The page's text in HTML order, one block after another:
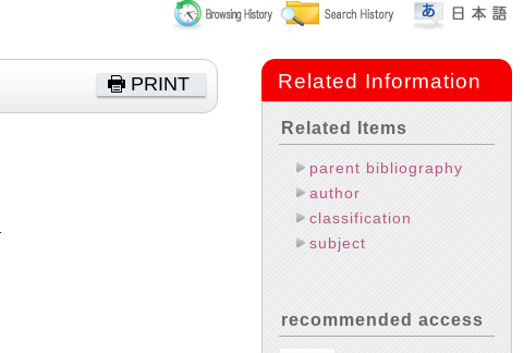
PRINT Related Information
Related Items
parent bibliography
author
classification
subject
recommended access